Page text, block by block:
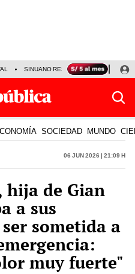
SINUANO RESULTADOS HOY
SOCIEDAD MUNDO
06 Jun 2026 | 21:09 h
hija de Gian
a sus
sometida a
muy fuerte"